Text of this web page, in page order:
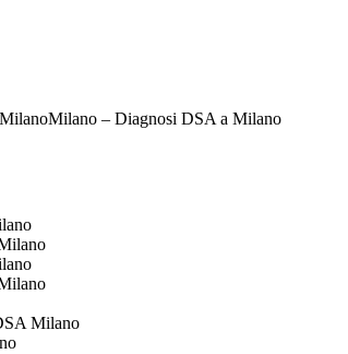
Milano – Diagnosi DSA a Milano
Milano